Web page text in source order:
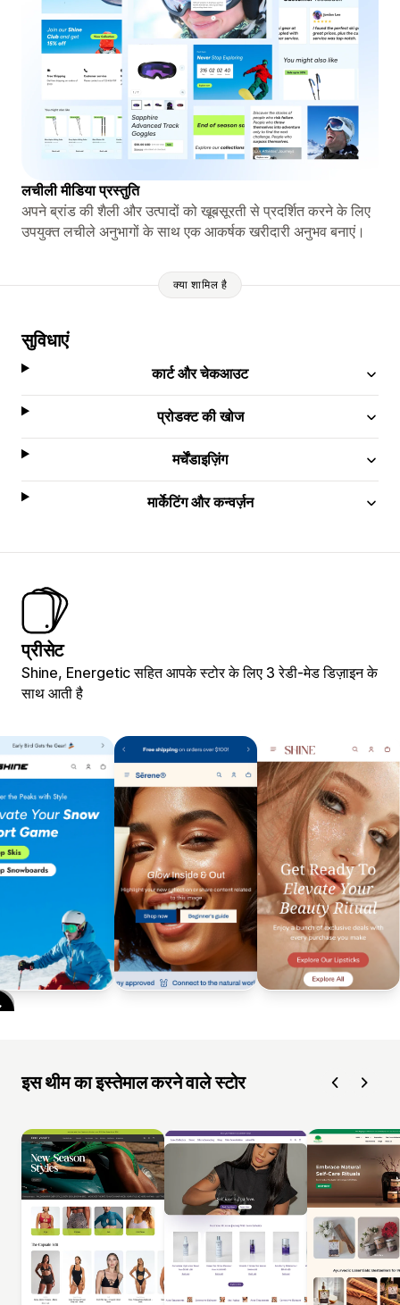
लचीली मीडिया प्रस्तुति
अपने ब्रांड की शैली और उत्पादों को खूबसूरती से प्रदर्शित करने के लिए
उपयुक्त लचीले अनुभागों के साथ एक आकर्षक खरीदारी अनुभव बनाएं।
क्या शामिल है
सुविधाएं
कार्ट और चेकआउट
प्रोडक्ट की खोज
मर्चेंडाइज़िंग
मार्केटिंग और कन्वर्ज़न
प्रीसेट
Shine, Energetic सहित आपके स्टोर के लिए 3 रेडी-मेड डिज़ाइन के
साथ आती है
इस थीम का इस्तेमाल करने वाले स्टोर